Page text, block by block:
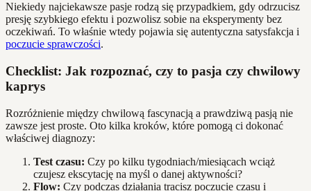
Niekiedy najciekawsze pasje rodzą się przypadkiem, gdy odrzucisz
presję szybkiego efektu i pozwolisz sobie na eksperymenty bez
oczekiwań. To właśnie wtedy pojawia się autentyczna satysfakcja i
poczucie sprawczości.
Checklist: Jak rozpoznać, czy to pasja czy chwilowy
kaprys
Rozróżnienie między chwilową fascynacją a prawdziwą pasją nie
zawsze jest proste. Oto kilka kroków, które pomogą ci dokonać
właściwej diagnozy:
Test czasu: Czy po kilku tygodniach/miesiącach wciąż
czujesz ekscytację na myśl o danej aktywności?
Flow: Czy podczas działania tracisz poczucie czasu i